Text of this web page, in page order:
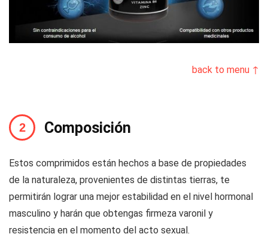
back to menu ↑
Composición
Estos comprimidos están hechos a base de propiedades
de la naturaleza, provenientes de distintas tierras, te
permitirán lograr una mejor estabilidad en el nivel hormonal
masculino y harán que obtengas firmeza varonil y
resistencia en el momento del acto sexual.